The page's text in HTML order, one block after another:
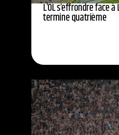
L’OL s’effrondre face
termine quatrième